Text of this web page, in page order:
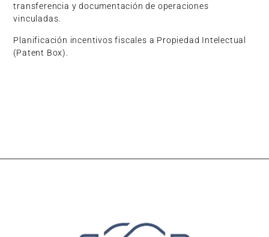
transferencia y documentación de operaciones
vinculadas.
Planificación incentivos fiscales a Propiedad Intelectual
(Patent Box).